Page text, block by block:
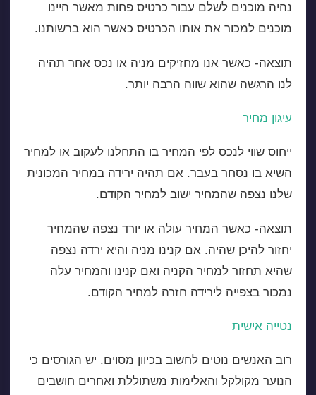
נהיה מוכנים לשלם עבור כרטיס פחות מאשר היינו
מוכנים למכור את אותו הכרטיס כאשר הוא ברשותנו.
תוצאה- כאשר אנו מחזיקים מניה או נכס אחר תהיה
לנו הרגשה שהוא שווה הרבה יותר.
עיגון מחיר
ייחוס שווי לנכס לפי המחיר בו התחלנו לעקוב או למחיר
השיא בו נסחר בעבר. אם תהיה ירידה במחיר המכונית
שלנו נצפה שהמחיר ישוב למחיר הקודם.
תוצאה- כאשר המחיר עולה או יורד נצפה שהמחיר
יחזור להיכן שהיה. אם קנינו מניה והיא ירדה נצפה
שהיא תחזור למחיר הקניה ואם קנינו והמחיר עלה
נמכור בצפייה לירידה חזרה למחיר הקודם.
נטייה אישית
רוב האנשים נוטים לחשוב בכיוון מסוים. יש הגורסים כי
הנוער מקולקל והאלימות משתוללת ואחרים חושבים